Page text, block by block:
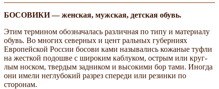
БОСОВИКИ — женская, мужская, детская обувь.
Этим термином обозначалась различная по типу и материалу
обувь. Во многих северных и цент­ ральных губерниях
Европейской России босови­ ками назывались кожаные туфли
на жесткой подошве с широким каблуком, острым или круг­
лым носком, твердым задником и высокими бор­ тами. Иногда
они имели неглубокий разрез спереди или резинки по
сторонам.